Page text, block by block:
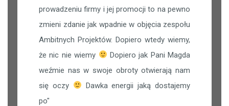
prowadzeniu firmy i jej promocji to na pewno
zmieni zdanie jak wpadnie w objęcia zespołu
Ambitnych Projektów. Dopiero wtedy wiemy,
że nic nie wiemy
Dopiero jak Pani Magda
weźmie nas w swoje obroty otwierają nam
się oczy
Dawka energii jaką dostajemy
po"